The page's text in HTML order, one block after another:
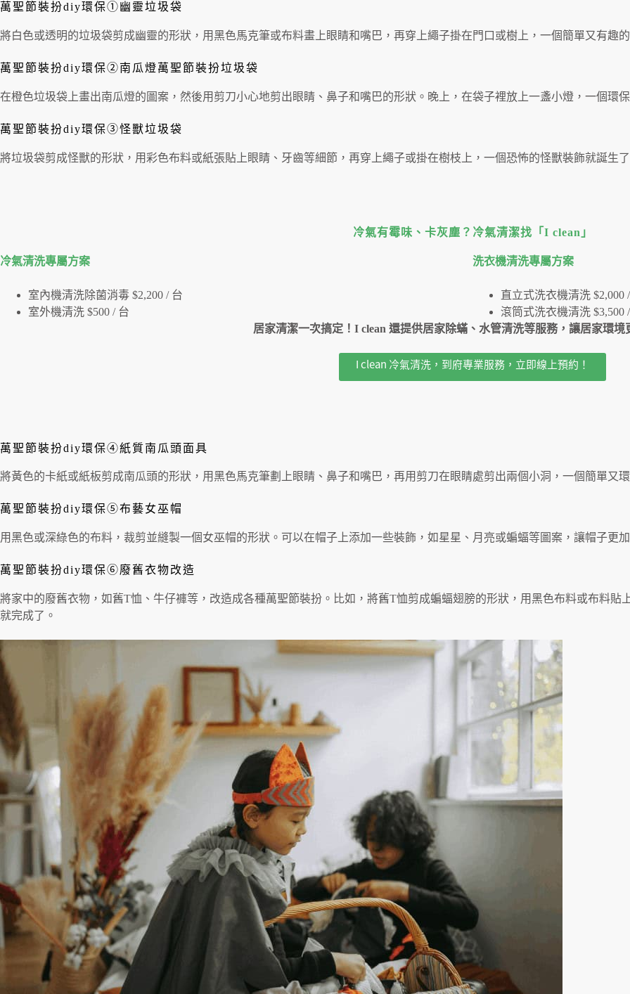
萬聖節裝扮diy環保①幽靈垃圾袋
將白色或透明的垃圾袋剪成幽靈的形狀，用黑色馬克筆或布料畫上眼睛和嘴巴，再穿上繩子掛在門口或樹上，一個簡單又有趣
萬聖節裝扮diy環保②南瓜燈萬聖節裝扮垃圾袋
在橙色垃圾袋上畫出南瓜燈的圖案，然後用剪刀小心地剪出眼睛、鼻子和嘴巴的形狀。晚上，在袋子裡放上一盞小燈，一個環
萬聖節裝扮diy環保③怪獸垃圾袋
將垃圾袋剪成怪獸的形狀，用彩色布料或紙張貼上眼睛、牙齒等細節，再穿上繩子或掛在樹枝上，一個恐怖的怪獸裝飾就誕生
冷氣有霉味、卡灰塵？冷氣清潔找「I clean」
冷氣清洗專屬⽅案
室內機清洗除菌消毒 $2,200 / 台
室外機清洗 $500 / 台
洗衣機清洗專屬⽅案
直立式洗衣機清洗 $2,000
滾筒式洗衣機清洗 $3,500
居家清潔一次搞定！I clean 還提供居家除蟎、水管清洗等服務，讓居家環境
I clean 冷氣清洗，到府專業服務，立即線上預約！
萬聖節裝扮diy環保④紙質南瓜頭面具
將黃色的卡紙或紙板剪成南瓜頭的形狀，用黑色馬克筆劃上眼睛、鼻子和嘴巴，再用剪刀在眼睛處剪出兩個小洞，一個簡單又
萬聖節裝扮diy環保⑤布藝女巫帽
用黑色或深綠色的布料，裁剪並縫製一個女巫帽的形狀。可以在帽子上添加一些裝飾，如星星、月亮或蝙蝠等圖案，讓帽子更
萬聖節裝扮diy環保⑥廢舊衣物改造
將家中的廢舊衣物，如舊T恤、牛仔褲等，改造成各種萬聖節裝扮。比如，將舊T恤剪成蝙蝠翅膀的形狀，用黑色布料或布料
就完成了。